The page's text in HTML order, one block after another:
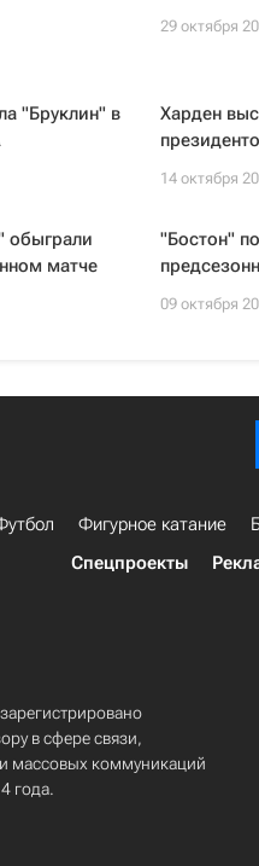
29 октября
"Бруклин" в
Харден
14 октября
обыграли
матче
"Бостон"
09 октября
Фигурное катание
Спецпроекты
в сфере связи,
массовых коммуникаций
года.